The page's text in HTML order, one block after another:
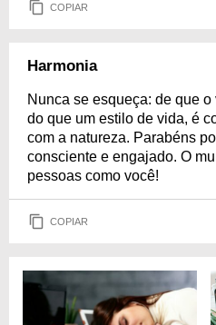
COPIAR
Harmonia
Nunca se esqueça: de que
do que um estilo de vida, é
com a natureza. Parabéns
consciente e engajado. O
pessoas como você!
COPIAR